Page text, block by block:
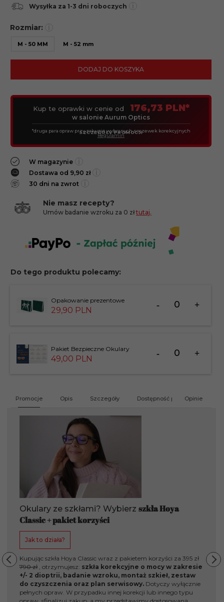
Rozmiar:
M - 50 MM M - 52 mm
Kup te oprawki w cenie od 176,73 PLN*
w salonie Aurum Optics
*druga para opraw przy zakupie wybranych soczewek korekcyjnych
SZCZEGÓŁY PROMOCJI
Regulamin
W magazynie
Dostawa od 9,90 zł
30 dni na zwrot
Wysyłka za 1-3 dni roboczych
DODAJ DO KOSZYKA
Nie masz recepty?
Umów badanie wzroku za 0 złtutaj.
Do tego produktu polecamy:
Opakowanie prezentowe
29,90 PLN
dla
Pakiet Bezpieczne Okulary
49,00 PLN
dla
Promocje Opis Szczegóły Dostępność produktu
Opinie
Okulary ze szkłami? Wybierz szkła Hoya
Classic + pakiet korzyści
Jak to działa?
Kupując szkła Hoya Classic wraz z pakietem korzyści za 395 zł
790 zł , otrzymujesz: szkła korekcyjne o mocy w zakresie
+/- 2 dioptrii, badanie wzroku, montaż szkieł, zestaw
do czyszczenia oraz plan serwisowy. Dotyczy wyłącznie
pełnych opraw. W przypadku innej korekcji lub innego typu